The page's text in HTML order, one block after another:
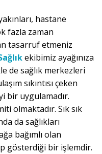
hastane
fazla zaman
tasarruf etmeniz
ekibimiz ayağınıza
de sağlık merkezleri
sıkıntısı çeken
bir uygulamadır.
olmaktadır. Sık sık
da sağlıkları
bağımlı olan
gösterdiği bir işlemdir.